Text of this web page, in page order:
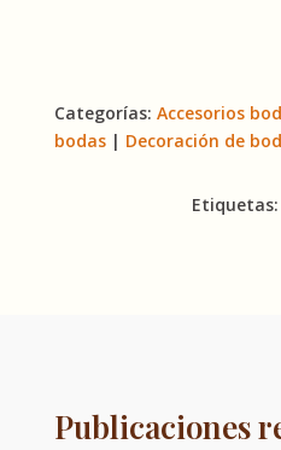
Categorías: Accesorios
bodas| Decoración de
Etiquetas:
Publicaciones